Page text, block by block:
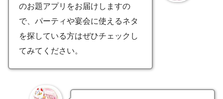
のお題アプリをお届けしますの
で、パーティや宴会に使えるネタ
を探している方はぜひチェックし
てみてください。